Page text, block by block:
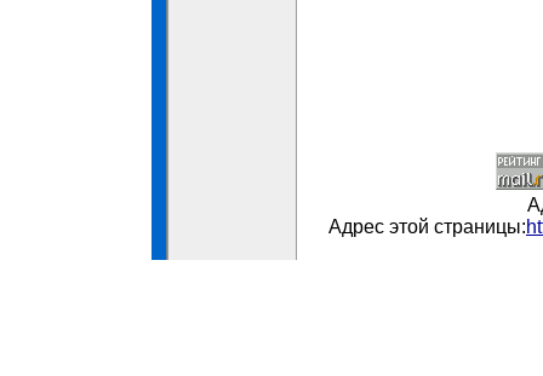
Адрес этой страницы: